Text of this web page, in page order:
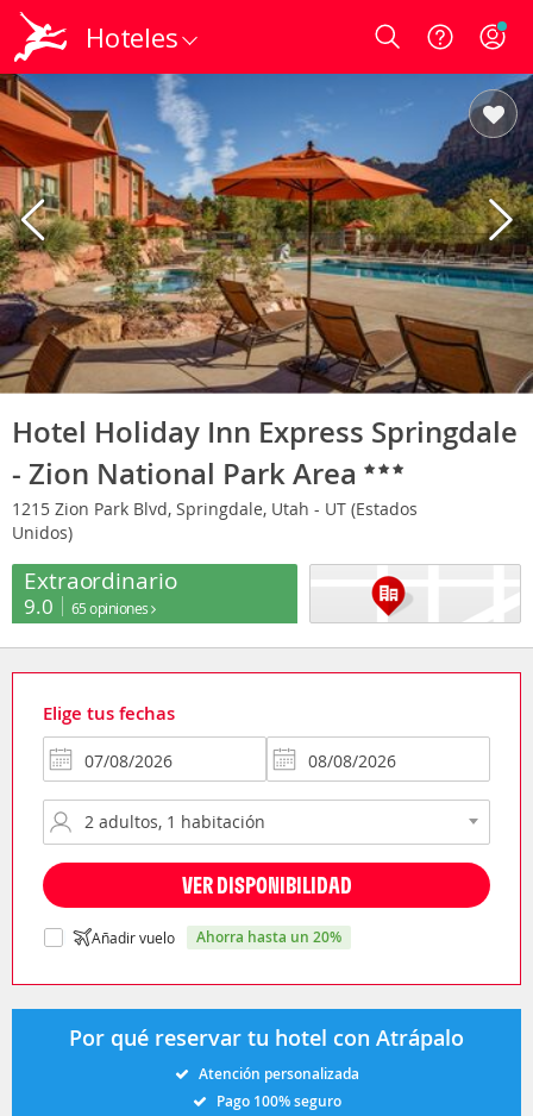
Hoteles Login
Hotel Holiday Inn Express Springdale
- Zion National Park Area
1215 Zion Park Blvd, Springdale, Utah - UT (Estados
Unidos)
Extraordinario
9.0 65 opiniones
Elige tus fechas
VER DISPONIBILIDAD
Añadir vuelo ahorra hasta un 20%
Por qué reservar tu hotel con Atrápalo
Atención personalizada
Pago 100% seguro